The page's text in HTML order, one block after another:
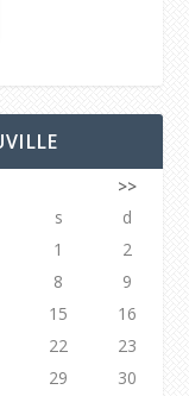
>>
s
d
1
2
8
9
15
16
22
23
29
30